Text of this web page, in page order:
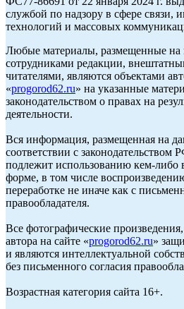
службой по надзору в сфере связи,
технологий и массовых
Любые материалы, размещенные на
сотрудниками редакции,
читателями, являются объектами
«progorod62.ru» на указанные
законодательством о правах на
деятельности.
Вся информация, размещенная на
соответствии с законодательством
подлежит использованию кем-либо
форме, в том числе
переработке не иначе как с
правообладателя.
Все фотографические
автора на сайте «progorod62.ru»
и являются интеллектуальной
без письменного согласия
Возрастная категория сайта 16+.